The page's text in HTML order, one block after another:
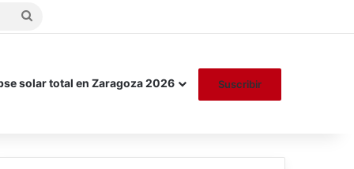
Buscar
solar total en Zaragoza 2026 Suscribir